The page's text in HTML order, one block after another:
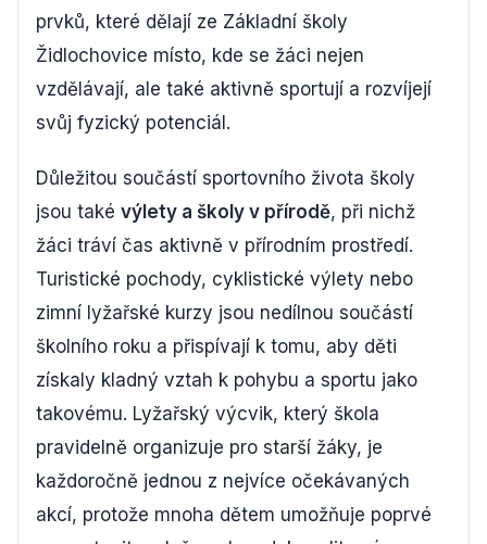
prvků, které dělají ze Základní školy
Židlochovice místo, kde se žáci nejen
vzdělávají, ale také aktivně sportují a rozvíjejí
svůj fyzický potenciál.
Důležitou součástí sportovního života školy
jsou také výlety a školy v přírodě, při nichž
žáci tráví čas aktivně v přírodním prostředí.
Turistické pochody, cyklistické výlety nebo
zimní lyžařské kurzy jsou nedílnou součástí
školního roku a přispívají k tomu, aby děti
získaly kladný vztah k pohybu a sportu jako
takovému. Lyžařský výcvik, který škola
pravidelně organizuje pro starší žáky, je
každoročně jednou z nejvíce očekávaných
akcí, protože mnoha dětem umožňuje poprvé